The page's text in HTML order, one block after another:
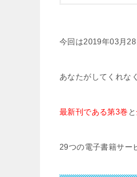
今回は2019年03月
あなたがしてくれな
最新刊である第3巻 と
29つの電子書籍サー